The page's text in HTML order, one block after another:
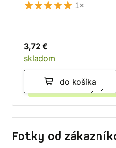
1×
3,72 €
skladom
do košíka
Fotky od